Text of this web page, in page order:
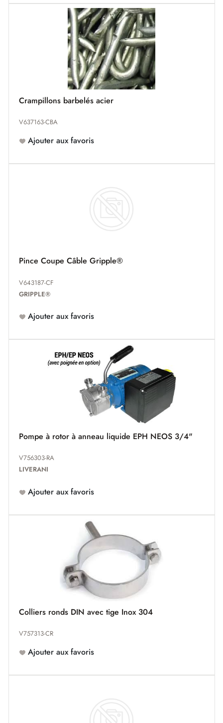
Crampillons barbelés acier
V637163-CBA
Ajouter aux favoris
Pince Coupe Câble Gripple®
V643187-CF
GRIPPLE®
Ajouter aux favoris
Pompe à rotor à anneau liquide EPH NEOS 3/4"
V756303-RA
LIVERANI
Ajouter aux favoris
Colliers ronds DIN avec tige Inox 304
V757313-CR
Ajouter aux favoris